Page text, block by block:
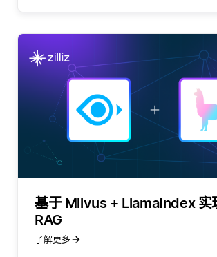
基于 Milvus + LlamaIndex 实
RAG
了解更多